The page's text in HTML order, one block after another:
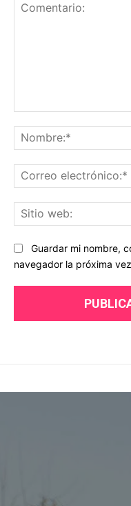
Guardar mi nombre,
navegador la próxima